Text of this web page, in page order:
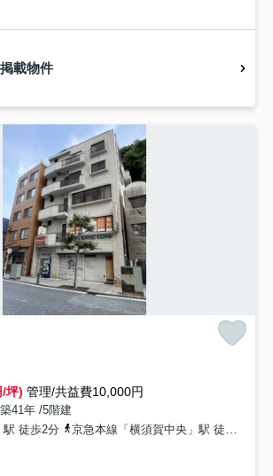
載物件
坪) 管理/共益費10,000円
41年 /5階建
駅 徒歩2分
京急本線「横須賀中央」駅 徒歩13分